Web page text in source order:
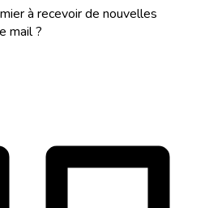
à recevoir de nouvelles
mail ?